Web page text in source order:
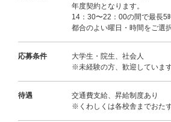
年度契約となります。
14：30〜22：00の間で最長5
都合のよい曜日・時間をご選
応募条件
大学生・院生、社会人
※未経験の方、歓迎していま
待遇
交通費支給、昇給制度あり
※くわしくは各校舎までおた